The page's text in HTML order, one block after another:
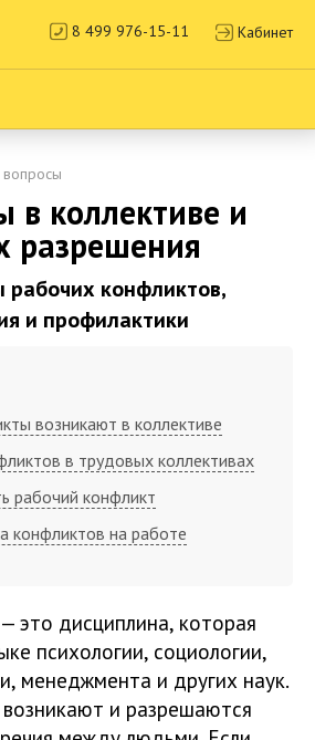
8 499 976-15-11 Кабинет
вопросы
в коллективе и
разрешения
конфликтов,
и профилактики
возникают в коллективе
в трудовых коллективах
рабочий конфликт
конфликтов на работе
это дисциплина, которая
психологии, социологии,
менеджмента и других наук.
и разрешаются